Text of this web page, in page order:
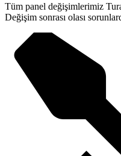
Tüm panel değişimlerimiz
Değişim sonrası olası